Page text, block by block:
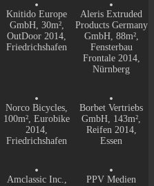
Knitido Europe
GmbH, 30m²,
OutDoor 2014,
Friedrichshafen
Aleris Extruded
Products Germany
GmbH, 88m²,
Fensterbau
Frontale 2014,
Nürnberg
Norco Bicycles,
100m², Eurobike
2014,
Friedrichshafen
Borbet Vertriebs
GmbH, 143m²,
Reifen 2014,
Essen
Amclassic Inc.,
PPV Medien